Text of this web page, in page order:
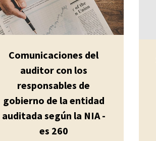
Comunicaciones del
auditor con los
responsables de
gobierno de la entidad
auditada según la NIA -
es 260